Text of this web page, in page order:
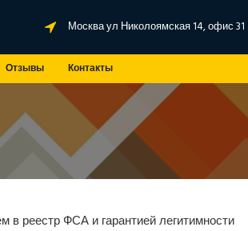
Москва ул Николоямская 14, офис 31
Отзывы Контакты
в реестр ФСА и гарантией легитимности